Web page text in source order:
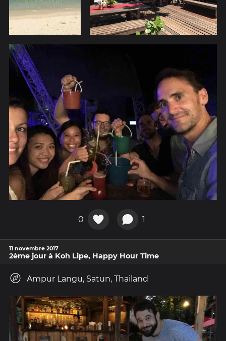
0 1
11 novembre 2017
2ème jour à Koh Lipe, Happy Hour Time
Ampur Langu, Satun, Thailand